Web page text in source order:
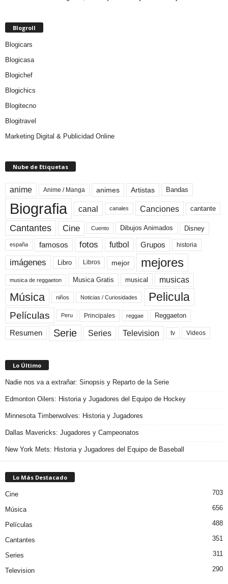
Blogroll
Blogicars
Blogicasa
Blogichef
Blogichics
Blogitecno
Blogitravel
Marketing Digital & Publicidad Online
Nube de Etiquetas
anime Anime / Manga animes Artistas Bandas
Biografia canal canales Canciones cantante
Cantantes Cine Cuento Dibujos Animados Disney
españa famosos fotos futbol Grupos historia
imágenes Libro Libros mejor mejores
musica de reggaeton Musica Gratis musical musicas
Música niños Noticias / Curiosidades Pelicula
Películas Peru Principales reggae Reggaeton
Resumen Serie Series Television tv Videos
Lo Último
Nadie nos va a extrañar: Sinopsis y Reparto de la Serie
Edmonton Oilers: Historia y Jugadores del Equipo de Hockey
Minnesota Timberwolves: Historia y Jugadores
Dallas Mavericks: Jugadores y Campeonatos
New York Mets: Historia y Jugadores del Equipo de Baseball
Lo Más Destacado
Cine 703
Música 656
Películas 488
Cantantes 351
Series 311
Television 290